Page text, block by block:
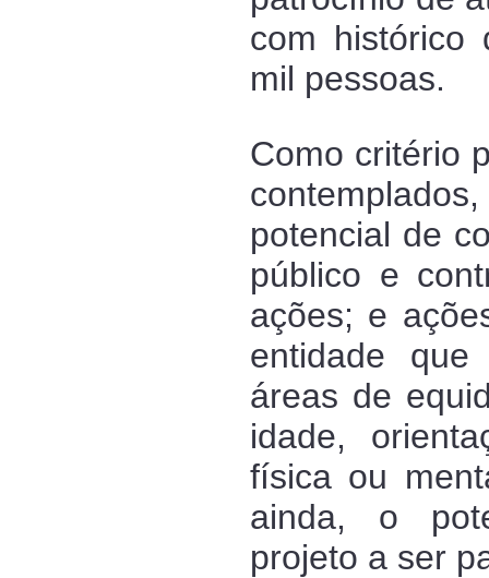
com histórico
mil pessoas.
Como critério
potencial de
público e
ações; e
entidade
áreas de
idade,
física ou
ainda, o
projeto a ser